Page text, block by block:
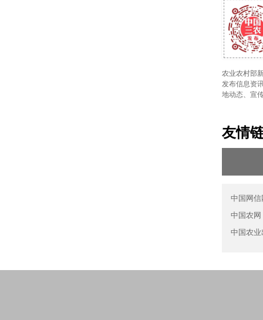
农业农村部
发布信息资
地动态、宣
友情
中国网信
中国农网
中国农业